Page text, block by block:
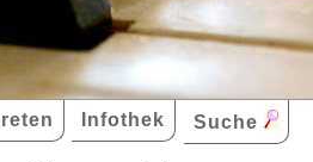
Infothek Suche